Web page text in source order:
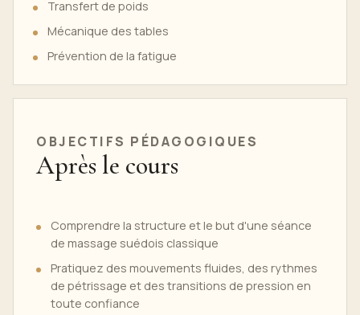
Transfert de poids
Mécanique des tables
Prévention de la fatigue
OBJECTIFS PÉDAGOGIQUES
Après le cours
Comprendre la structure et le but d'une séance
de massage suédois classique
Pratiquez des mouvements fluides, des rythmes
de pétrissage et des transitions de pression en
toute confiance